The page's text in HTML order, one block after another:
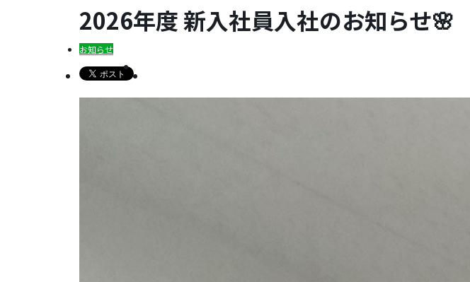
2026年度 新入社員入社のお知らせ🌸
お知らせ